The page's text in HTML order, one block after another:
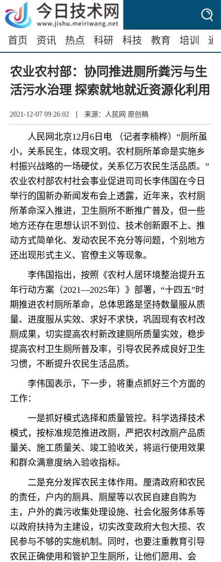
首页 资讯 热点 科研 科技 教育 培训 通
农业农村部：协同推进厕所粪污与生
活污水治理 探索就地就近资源化利用
2021-12-07 09:26:02 | 来源：人民网 原创稿
人民网北京12月6日电 （记者李楠桦）“厕所虽
小，关系民生，体现文明。农村厕所革命是实施乡
村振兴战略的一场硬仗，关系亿万农民生活品质。”
农业农村部农村社会事业促进司司长李伟国在今日
举行的国新办新闻发布会上透露，近年来，农村厕
所革命深入推进，卫生厕所不断推广普及，但一些
地方还存在思想认识不到位、技术创新跟不上、推
动方式简单化、发动农民不充分等问题，个别地方
还出现形式主义、官僚主义等现象。
李伟国指出，按照《农村人居环境整治提升五
年行动方案（2021—2025年）》部署，“十四五”时
期推进农村厕所革命，总体思路是坚持数量服从质
量、进度服从实效、求好不求快，巩固现有农村改
厕成果，切实提高农村新改建厕所质量实效，稳步
提高农村卫生厕所普及率，引导农民养成良好卫生
习惯，不断提升农民生活品质。
李伟国表示，下一步，将重点抓好三个方面的
工作：
一是抓好模式选择和质量管控。科学选择技术
模式，按标准规范推进改厕，严把农村改厕产品质
量关、施工质量关、竣工验收关，将运行使用效果
和群众满意度纳入验收指标。
二是充分发挥农民主体作用。厘清政府和农民
的责任，户内的厕具、厕屋等以农民自建自购为
主，户外的粪污收集处理设施、社会化服务体系等
以政府扶持为主建设，切实改变政府大包大揽、农
民参与不够的实施机制。同时，也要注重教育引导
农民正确使用和管护卫生厕所，让他们愿用、会